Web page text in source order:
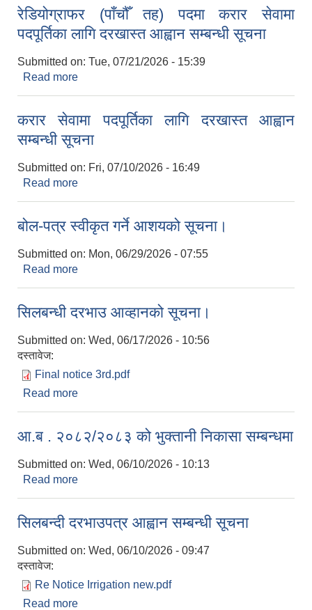
रेडियोग्राफर (पाँचौँ तह) पदमा करार सेवामा
पदपूर्तिका लागि दरखास्त आह्वान सम्बन्धी सूचना
Submitted on: Tue, 07/21/2026 - 15:39
Read more
करार सेवामा पदपूर्तिका लागि दरखास्त आह्वान
सम्बन्धी सूचना
Submitted on: Fri, 07/10/2026 - 16:49
Read more
बोल-पत्र स्वीकृत गर्ने आशयको सूचना।
Submitted on: Mon, 06/29/2026 - 07:55
Read more
सिलबन्धी दरभाउ आव्हानको सूचना।
Submitted on: Wed, 06/17/2026 - 10:56
दस्तावेज:
Final notice 3rd.pdf
Read more
आ.ब . २०८२/२०८३ को भुक्तानी निकासा सम्बन्धमा
Submitted on: Wed, 06/10/2026 - 10:13
Read more
सिलबन्दी दरभाउपत्र आह्वान सम्बन्धी सूचना
Submitted on: Wed, 06/10/2026 - 09:47
दस्तावेज:
Re Notice Irrigation new.pdf
Read more